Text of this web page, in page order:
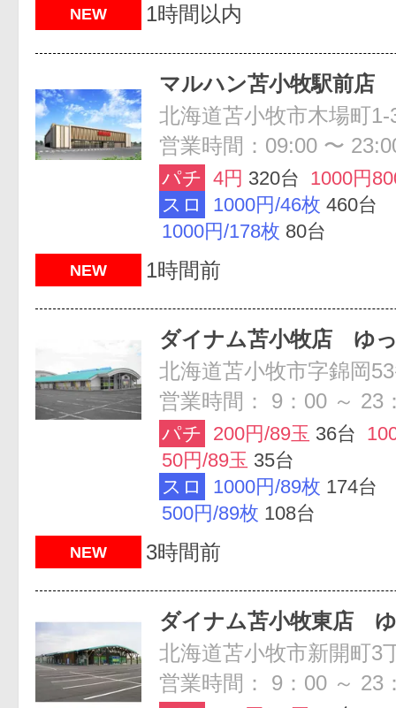
NEW 1時間以内
マルハン苫小牧駅前店
北海道苫小牧市木場町1-
営業時間：09:00 〜
パチ 4円 320台 1000円
スロ
1000円/46枚 460台
1000円/178枚 80台
NEW 1時間前
ダイナム苫小牧店 ゆ
北海道苫小牧市字錦岡
営業時間： 9：00 ～ 23
パチ 200円/89玉 36台
50円/89玉 35台
スロ
1000円/89枚 174台
500円/89枚 108台
NEW 3時間前
ダイナム苫小牧東店
北海道苫小牧市新開町3
営業時間： 9：00 ～ 23